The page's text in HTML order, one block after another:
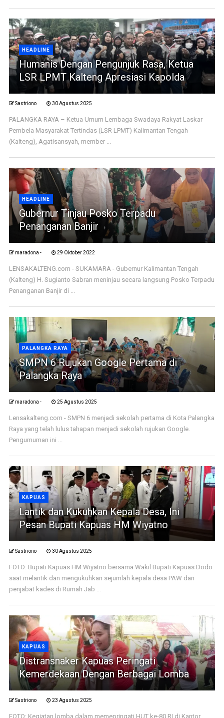
HEADLINE
Humanis Dengan Pengunjuk Rasa, Ketua
LSR LPMT Kalteng Apresiasi Kapolda
Sastriono 30 Agustus 2025
PALANGKA RAYA – Ketua Umum Lembaga Swadaya Rakyat Laskar
Pembela Masyarakat Tertindas (LSR LPMT) Kalimantan Tengah
(Kalteng), Agatisansyah, member ...
HEADLINE
Gubernur Tinjau Posko Terpadu
Penanganan Banjir
maradona - 29 Oktober 2022
LENSAKALTENG.com - SUKAMARA - Gubernur Kalimantan Tengah
(Kalteng) H. Sugianto Sabran meninjau secara langsung Posko Terpadu
Penanganan Banjir di ...
PALANGKA RAYA
SMPN 6 Rujukan Google Pertama di
Palangka Raya
maradona - 25 Agustus 2025
Lensakalteng.com - SMPN 6 menjadi sekolah pertama di Kota Palangka
Raya yang telah lulus tahapan menjadi sekolah rujukan Google.
Pengumuman ini ...
KAPUAS
Lantik dan Kukuhkan Kepala Desa, Ini
Pesan Bupati Kapuas HM Wiyatno
Sastriono 30 Agustus 2025
FOTO: Bupati Kapuas HM Wiyatno bersama Wakil Bupati Kapuas Dodo
saat melantik dan mengukuhkan sejumlah kepala desa PAW dan
penjabat kades di Rumah Jab ...
KAPUAS
Distransnaker Kapuas Peringati
Kemerdekaan Dengan Berbagai Lomba
Sastriono 23 Agustus 2025
FOTO: Kegiatan lomba dalam memepringati HUT ke-80 RI di Kantor